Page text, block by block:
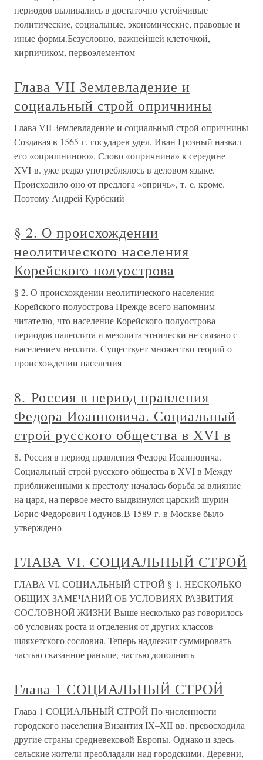
периодов выливались в достаточно устойчивые
политические, социальные, экономические, правовые и
иные формы.Безусловно, важнейшей клеточкой,
кирпичиком, первоэлементом
Глава VII Землевладение и
социальный строй опричнины
Глава VII Землевладение и социальный строй опричнины
Создавая в 1565 г. государев удел, Иван Грозный назвал
его «опришниною». Слово «опричнина» к середине
XVI в. уже редко употреблялось в деловом языке.
Происходило оно от предлога «опричь», т. е. кроме.
Поэтому Андрей Курбский
§ 2. О происхождении
неолитического населения
Корейского полуострова
§ 2. О происхождении неолитического населения
Корейского полуострова Прежде всего напомним
читателю, что население Корейского полуострова
периодов палеолита и мезолита этнически не связано с
населением неолита. Существует множество теорий о
происхождении населения
8. Россия в период правления
Федора Иоанновича. Социальный
строй русского общества в XVI в
8. Россия в период правления Федора Иоанновича.
Социальный строй русского общества в XVI в Между
приближенными к престолу началась борьба за влияние
на царя, на первое место выдвинулся царский шурин
Борис Федорович Годунов.В 1589 г. в Москве было
утверждено
ГЛАВА VІ. СОЦИАЛЬНЫЙ СТРОЙ
ГЛАВА VІ. СОЦИАЛЬНЫЙ СТРОЙ § 1. НЕСКОЛЬКО
ОБЩИХ ЗАМЕЧАНИЙ ОБ УСЛОВИЯХ РАЗВИТИЯ
СОСЛОВНОЙ ЖИЗНИ Выше несколько раз говорилось
об условиях роста и отделения от других классов
шляхетского сословия. Теперь надлежит суммировать
частью сказанное раньше, частью дополнить
Глава 1 СОЦИАЛЬНЫЙ СТРОЙ
Глава 1 СОЦИАЛЬНЫЙ СТРОЙ По численности
городского населения Византия IX–XII вв. превосходила
другие страны средневековой Европы. Однако и здесь
сельские жители преобладали над городскими. Деревни,